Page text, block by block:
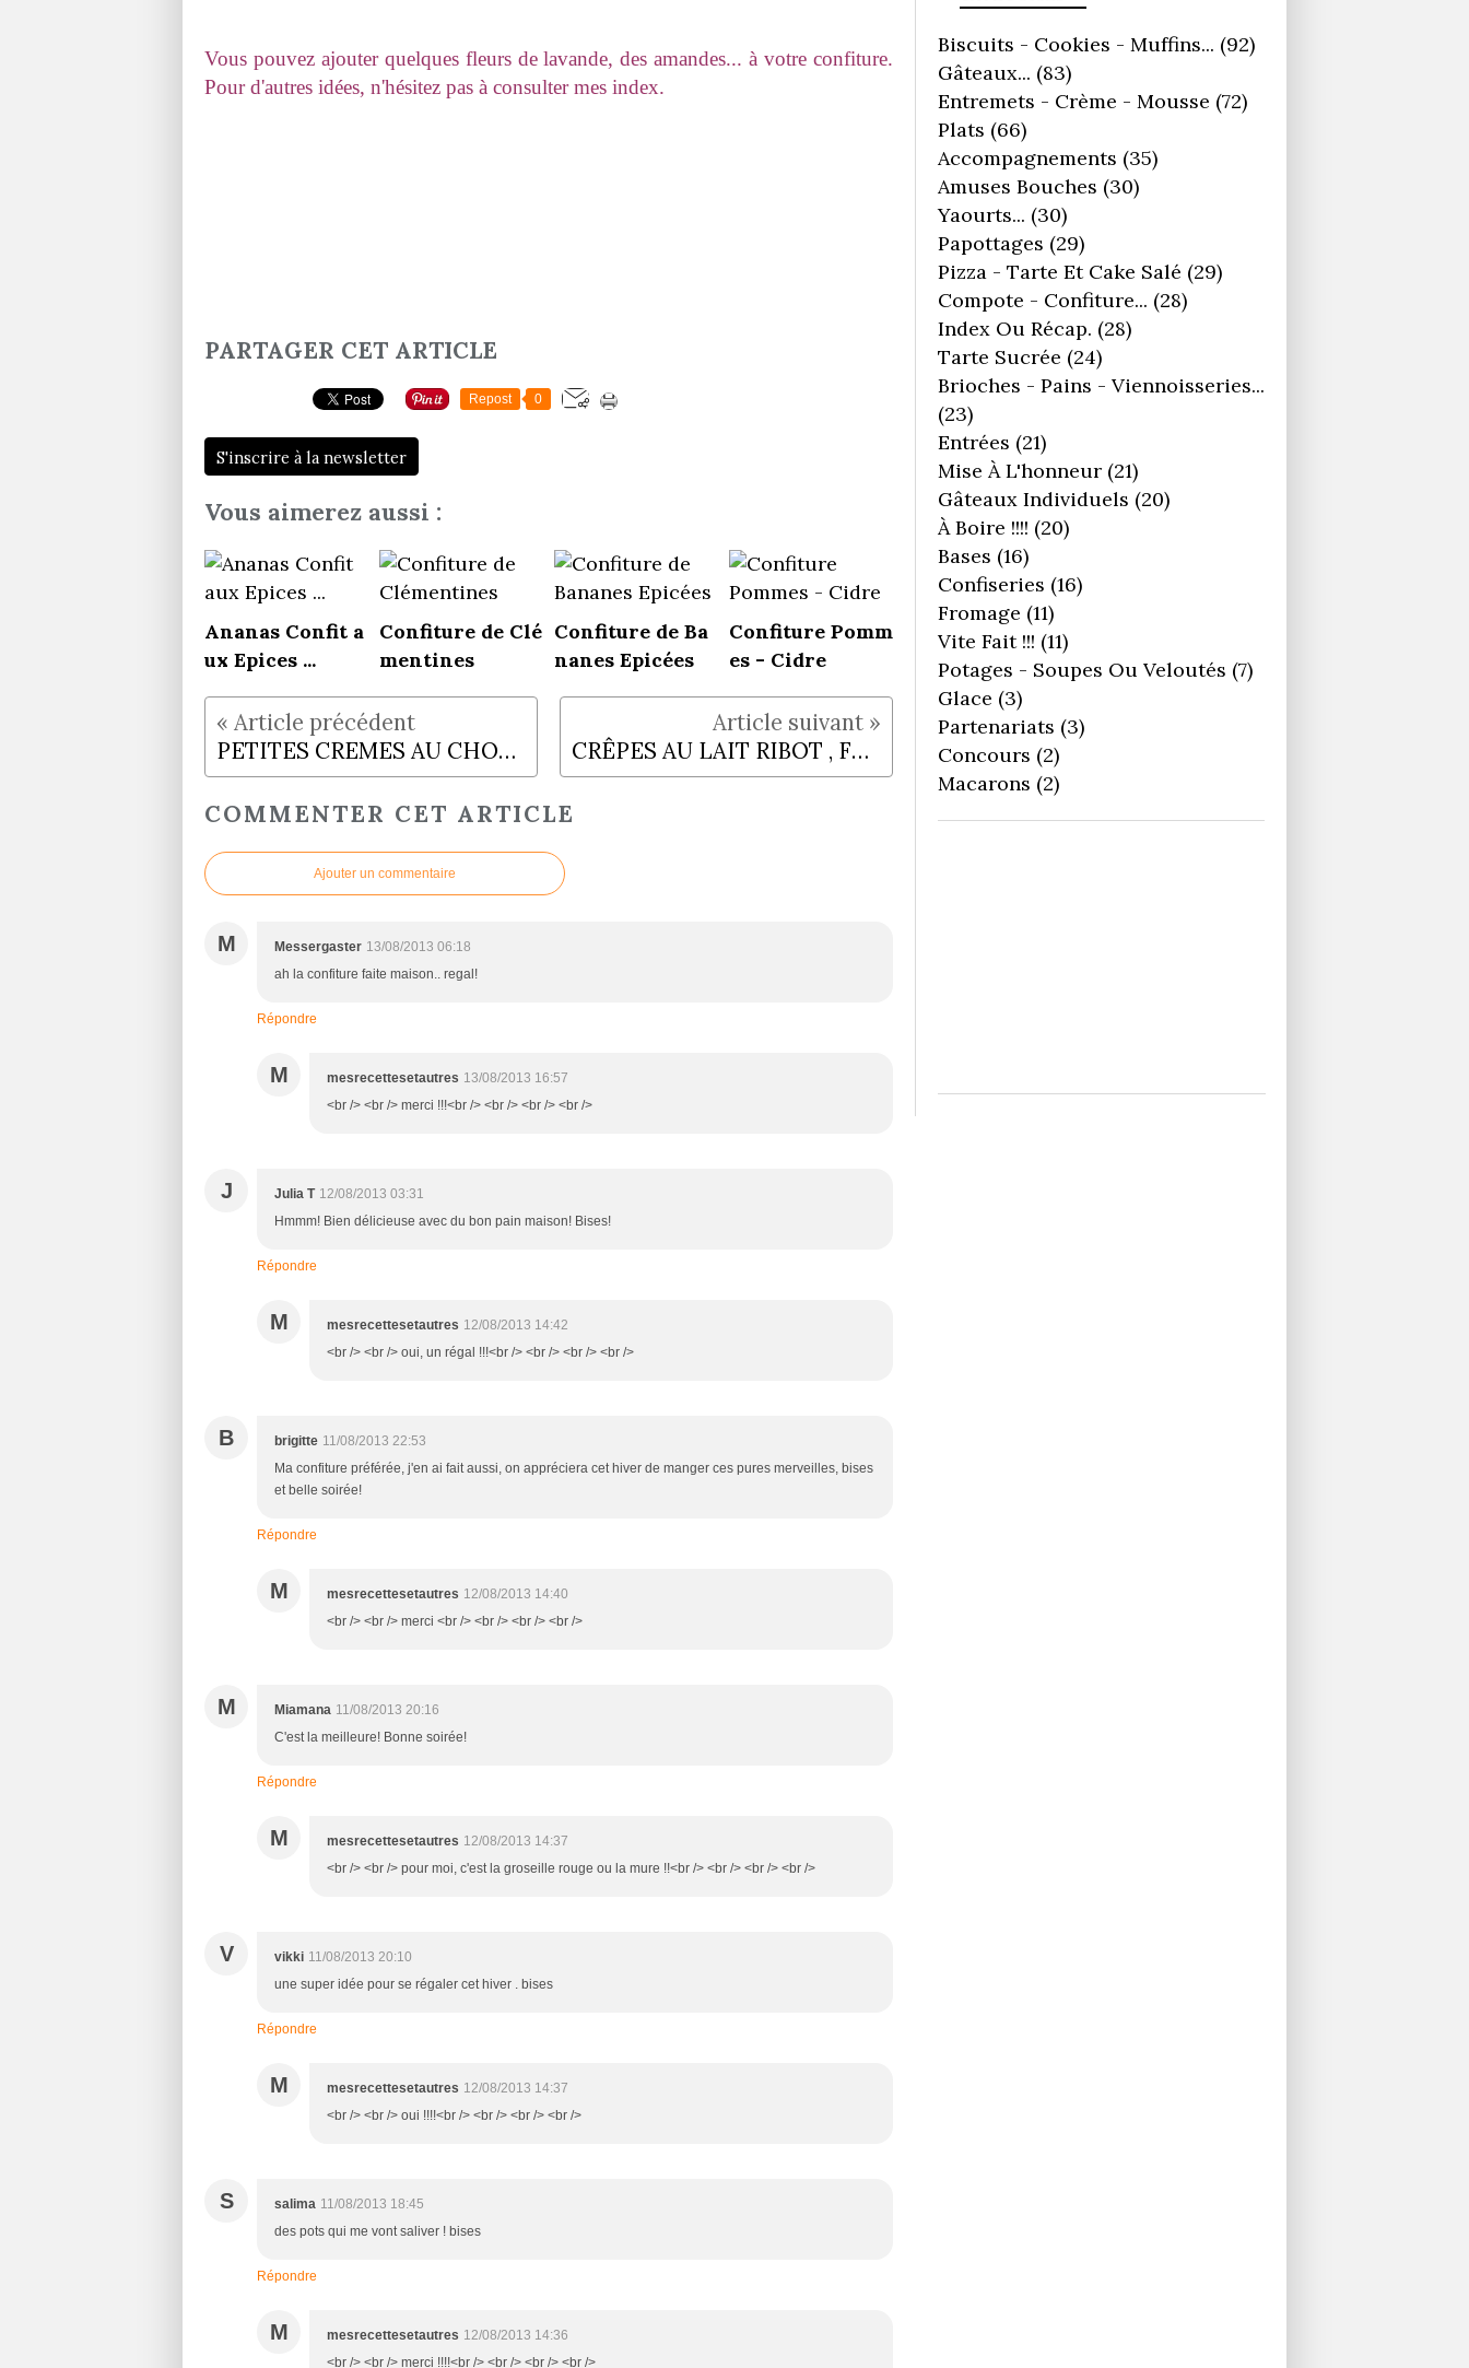
Vous pouvez ajouter quelques fleurs de lavande, des amandes... à votre confiture.
Pour d'autres idées, n'hésitez pas à consulter mes index.
PARTAGER CET ARTICLE
Repost 0
S'inscrire à la newsletter
Vous aimerez aussi :
Ananas Confit a
ux Epices ...
Confiture de Clé
mentines
Confiture de Ba
nanes Epicées
Confiture Pomm
es - Cidre
PETITES CREMES AU CHOCOLAT BLANC CRÊPES AU LAIT RIBOT , FERMENTE , IBEN ...
COMMENTER CET ARTICLE
Ajouter un commentaire
M Messergaster 13/08/2013 06:18
ah la confiture faite maison.. regal!
Répondre
M mesrecettesetautres 13/08/2013 16:57
<br /> <br /> merci !!!<br /> <br /> <br /> <br />
J Julia T 12/08/2013 03:31
Hmmm! Bien délicieuse avec du bon pain maison! Bises!
Répondre
M mesrecettesetautres 12/08/2013 14:42
<br /> <br /> oui, un régal !!!<br /> <br /> <br /> <br />
B brigitte 11/08/2013 22:53
Ma confiture préférée, j'en ai fait aussi, on appréciera cet hiver de manger ces pures merveilles, bises
et belle soirée!
Répondre
M mesrecettesetautres 12/08/2013 14:40
<br /> <br /> merci <br /> <br /> <br /> <br />
M Miamana 11/08/2013 20:16
C'est la meilleure! Bonne soirée!
Répondre
M mesrecettesetautres 12/08/2013 14:37
<br /> <br /> pour moi, c'est la groseille rouge ou la mure !!<br /> <br /> <br /> <br />
V vikki 11/08/2013 20:10
une super idée pour se régaler cet hiver . bises
Répondre
M mesrecettesetautres 12/08/2013 14:37
<br /> <br /> oui !!!!<br /> <br /> <br /> <br />
S salima 11/08/2013 18:45
des pots qui me vont saliver ! bises
Répondre
M mesrecettesetautres 12/08/2013 14:36
<br /> <br /> merci !!!!<br /> <br /> <br /> <br />
Biscuits - Cookies - Muffins... (92)
Gâteaux... (83)
Entremets - Crème - Mousse (72)
Plats (66)
Accompagnements (35)
Amuses Bouches (30)
Yaourts... (30)
Papottages (29)
Pizza - Tarte Et Cake Salé (29)
Compote - Confiture... (28)
Index Ou Récap. (28)
Tarte Sucrée (24)
Brioches - Pains - Viennoisseries...
(23)
Entrées (21)
Mise À L'honneur (21)
Gâteaux Individuels (20)
À Boire !!!! (20)
Bases (16)
Confiseries (16)
Fromage (11)
Vite Fait !!! (11)
Potages - Soupes Ou Veloutés (7)
Glace (3)
Partenariats (3)
Concours (2)
Macarons (2)